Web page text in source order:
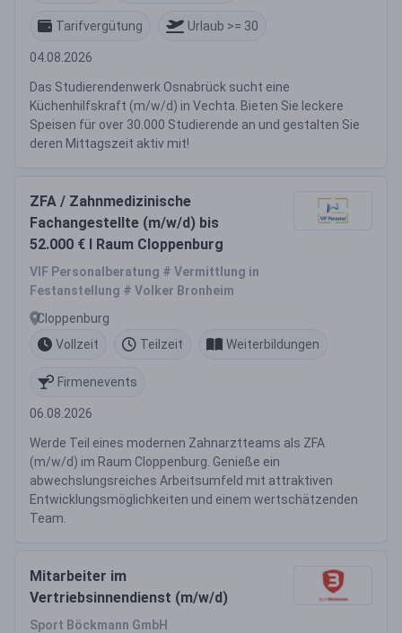
Tarifvergütung Urlaub >= 30
04.08.2026
Das Studierendenwerk Osnabrück sucht eine
Küchenhilfskraft (m/w/d) in Vechta. Bieten Sie leckere
Speisen für over 30.000 Studierende an und gestalten Sie
deren Mittagszeit aktiv mit!
ZFA / Zahnmedizinische
Fachangestellte (m/w/d) bis
52.000 € I Raum Cloppenburg
VIF Personalberatung # Vermittlung in
Festanstellung # Volker Bronheim
Cloppenburg
Vollzeit
Teilzeit Weiterbildungen
Firmenevents
06.08.2026
Werde Teil eines modernen Zahnarztteams als ZFA
(m/w/d) im Raum Cloppenburg. Genieße ein
abwechslungsreiches Arbeitsumfeld mit attraktiven
Entwicklungsmöglichkeiten und einem wertschätzenden
Team.
Mitarbeiter im
Vertriebsinnendienst (m/w/d)
Sport Böckmann GmbH